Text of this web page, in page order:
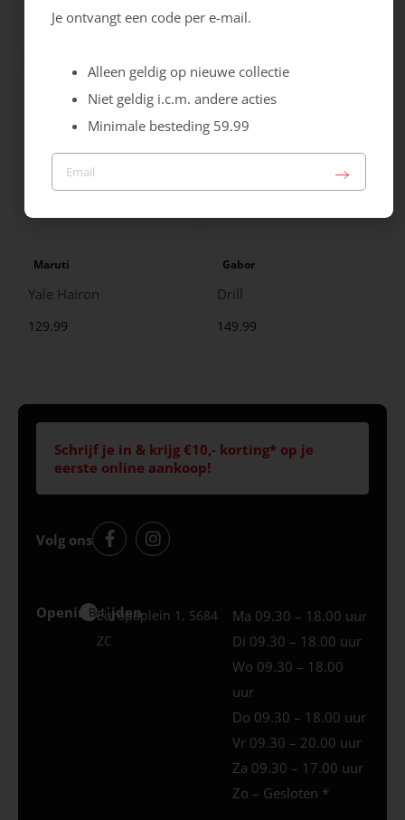
Cristallino Roma
Maruti
Yale Hairon
129.99
Gabor
Drill
149.99
Schrijf je in & krijg €10,- korting* op je
eerste online aankoop!
Volg ons
Openingstijden
Best
Europaplein 1, 5684
ZC
Ma 09.30 – 18.00 uur
Di 09.30 – 18.00 uur
Wo 09.30 – 18.00
uur
Do 09.30 – 18.00 uur
Vr 09.30 – 20.00 uur
Za 09.30 – 17.00 uur
Zo – Gesloten *
Je ontvangt een code per e-mail.
Alleen geldig op nieuwe collectie
Niet geldig i.c.m. andere acties
Minimale besteding 59.99